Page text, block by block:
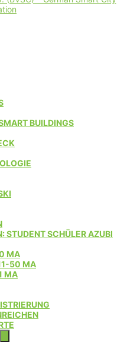
BUILDINGS
STUDENT SCHÜLER AZUBI
MA
50 MA
MA